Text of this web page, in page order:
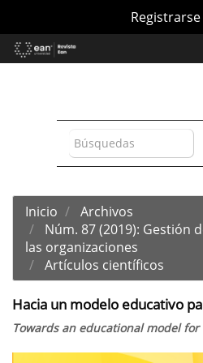
Contenido
principal
Registrarse
Inicio
Archivos
Núm. 87 (2019): Gestión
las organizaciones
Artículos científicos
Hacia un modelo educativo
Towards an educational model